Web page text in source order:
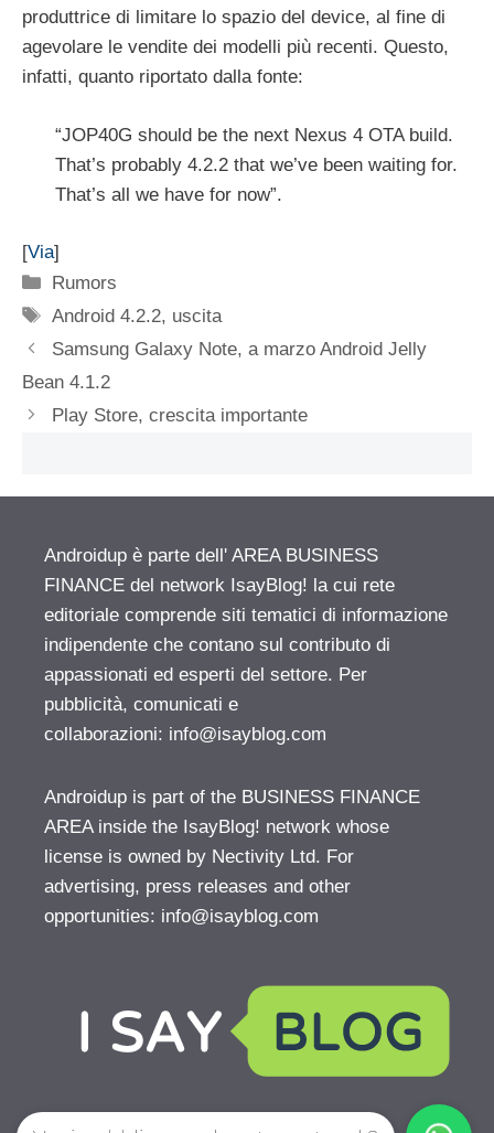
produttrice di limitare lo spazio del device, al fine di
agevolare le vendite dei modelli più recenti. Questo,
infatti, quanto riportato dalla fonte:
“JOP40G should be the next Nexus 4 OTA build.
That’s probably 4.2.2 that we’ve been waiting for.
That’s all we have for now”.
[Via]
Categorie
Rumors
Tag
Android 4.2.2, uscita
Samsung Galaxy Note, a marzo Android Jelly
Bean 4.1.2
Play Store, crescita importante
Androidup è parte dell' AREA BUSINESS
FINANCE del network IsayBlog! la cui rete
editoriale comprende siti tematici di informazione
indipendente che contano sul contributo di
appassionati ed esperti del settore. Per
pubblicità, comunicati e
collaborazioni: info@isayblog.com
Androidup is part of the BUSINESS FINANCE
AREA inside the IsayBlog! network whose
license is owned by Nectivity Ltd. For
advertising, press releases and other
opportunities: info@isayblog.com